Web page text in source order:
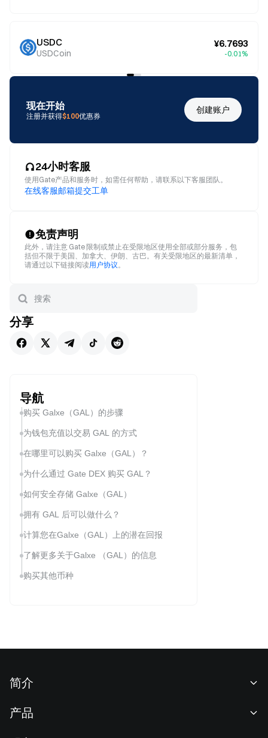
USDC
USDCoin
¥6.7693
-0.01%
现在开始
注册并获得$100优惠券
创建账户
24小时客服
使用Gate产品和服务时，如需任何帮助，请联系以下客服团队。
在线客服邮箱提交工单
免责声明
此外，请注意 Gate 限制或禁止在受限地区使用全部或部分服务，包
括但不限于美国、加拿大、伊朗、古巴。有关受限地区的最新清单，
请通过以下链接阅读用户协议。
分享
导航
购买 Galxe（GAL）的步骤
为钱包充值以交易 GAL 的方式
在哪里可以购买 Galxe（GAL）？
为什么通过 Gate DEX 购买 GAL？
如何安全存储 Galxe（GAL）
拥有 GAL 后可以做什么？
计算您在Galxe（GAL）上的潜在回报
了解更多关于Galxe （GAL）的信息
购买其他币种
简介
产品